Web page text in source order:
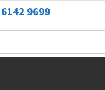
6142 9699